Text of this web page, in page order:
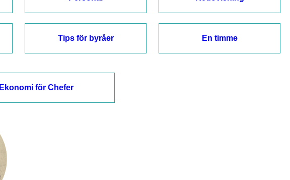
Tips för byråer En timme
Ekonomi för Chefer